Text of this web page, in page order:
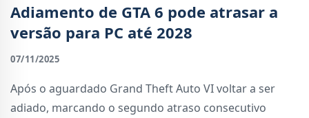
Adiamento de GTA 6 pode atrasar a
versão para PC até 2028
07/11/2025
Após o aguardado Grand Theft Auto VI voltar a ser
adiado, marcando o segundo atraso consecutivo